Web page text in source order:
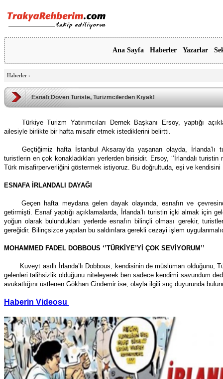
Ana Sayfa Haberler Yazarlar
Haberler ›
Esnafı Döven Turiste, Turizmcilerden Kıyak!
Türkiye Turizm Yatırımcıları Dernek Başkanı Ersoy, yaptığı
ailesiyle birlikte bir hafta misafir etmek istediklerini belirtti.
Geçtiğimiz hafta İstanbul Aksaray’da yaşanan olayda,
turistlerin en çok konakladıkları yerlerden birisidir. Ersoy, ‘’İrlandalı
Türk misafirperverliğini göstermek istiyoruz. Bu doğrultuda, eşi ve kendisini
ESNAFA İRLANDALI DAYAĞI
Geçen hafta meydana gelen dayak olayında, esnafın ve
getirmişti. Esnaf yaptığı açıklamalarda, İrlanda’lı turistin içki almak için
yoğun olarak bulundukları yerlerde esnafın bilinçli olması gerekir,
gereğidir. Bilinçsizce yapılan bu saldırılara gerekli cezayi işlem
MOHAMMED FADEL DOBBOUS ‘’TÜRKİYE’Yİ ÇOK SEVİYORUM’’
Kuveyt asıllı İrlanda’lı Dobbous, kendisinin de müslüman
gelenleri talihsizlik olduğunu niteleyerek ben sadece kendimi savundum
avukatlığını üstlenen Gökhan Cindemir ise, olayla ilgili suç duyurunda
Haberin Videosu